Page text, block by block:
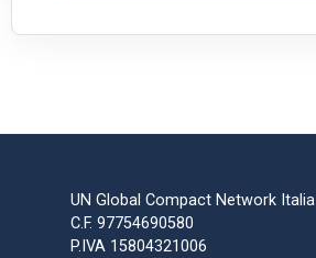
UN Global Compact Network Italia
C.F. 97754690580
P.IVA 15804321006